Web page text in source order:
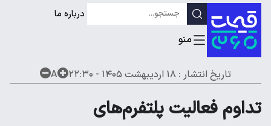
درباره ما
تاریخ انتشار : ۱۸ اردیبهشت ۱۴۰۵ - ۲۲:۳۰ A
تداوم فعالیت پلتفرم‌های